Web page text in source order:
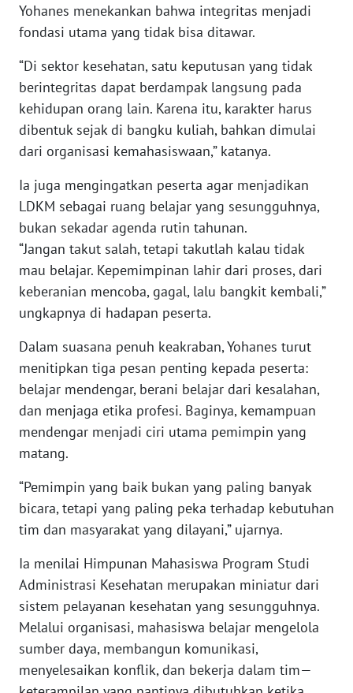
Yohanes menekankan bahwa integritas menjadi
fondasi utama yang tidak bisa ditawar.
“Di sektor kesehatan, satu keputusan yang tidak
berintegritas dapat berdampak langsung pada
kehidupan orang lain. Karena itu, karakter harus
dibentuk sejak di bangku kuliah, bahkan dimulai
dari organisasi kemahasiswaan,” katanya.
Ia juga mengingatkan peserta agar menjadikan
LDKM sebagai ruang belajar yang sesungguhnya,
bukan sekadar agenda rutin tahunan.
“Jangan takut salah, tetapi takutlah kalau tidak
mau belajar. Kepemimpinan lahir dari proses, dari
keberanian mencoba, gagal, lalu bangkit kembali,”
ungkapnya di hadapan peserta.
Dalam suasana penuh keakraban, Yohanes turut
menitipkan tiga pesan penting kepada peserta:
belajar mendengar, berani belajar dari kesalahan,
dan menjaga etika profesi. Baginya, kemampuan
mendengar menjadi ciri utama pemimpin yang
matang.
“Pemimpin yang baik bukan yang paling banyak
bicara, tetapi yang paling peka terhadap kebutuhan
tim dan masyarakat yang dilayani,” ujarnya.
Ia menilai Himpunan Mahasiswa Program Studi
Administrasi Kesehatan merupakan miniatur dari
sistem pelayanan kesehatan yang sesungguhnya.
Melalui organisasi, mahasiswa belajar mengelola
sumber daya, membangun komunikasi,
menyelesaikan konflik, dan bekerja dalam tim—
WN
WN
NUSANTARA
WN
WN
JATIM
WN
KALBAR
WN
KALTENG
WN
KALTARA
KALSEL
KALTIM
WN
SULSEL
WN
GORONTALO